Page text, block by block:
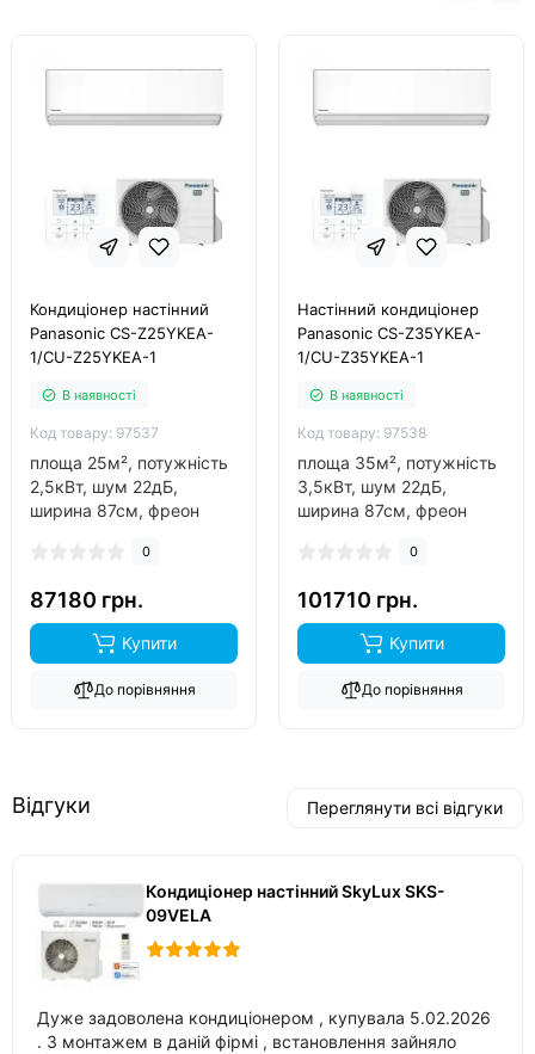
Кондиціонер настінний
Panasonic CS-Z25YKEA-
1/CU-Z25YKEA-1
В наявності
Код товару: 97537
площа 25м², потужність
2,5кВт, шум 22дБ,
ширина 87см, фреон
0
87180 грн.
Купити
До порівняння
Настінний кондиціонер
Panasonic CS-Z35YKEA-
1/CU-Z35YKEA-1
В наявності
Код товару: 97538
площа 35м², потужність
3,5кВт, шум 22дБ,
ширина 87см, фреон
0
101710 грн.
Купити
До порівняння
Відгуки Переглянути всі відгуки
Кондиціонер настінний SkyLux SKS-
09VELA
Дуже задоволена кондиціонером , купувала 5.02.2026
. З монтажем в даній фірмі , встановлення зайняло